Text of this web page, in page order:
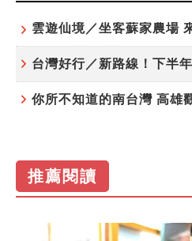
雲遊仙境／坐客蘇家農場
你所不知道的南台灣 高雄
推薦閱讀